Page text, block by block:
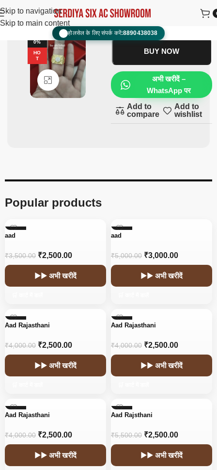
Skip to navigation
Skip to main content
📞 होलसेल के लिए संपर्क करें:8890438038
0%
HO
T
Click to enlarge
jenst finger Ring
₹1,800.00
BUY NOW
अभी खरीदें –
WhatsApp पर
Add to
compare
Add to
wishlist
Popular products
-29%
aad
₹3,500.00 ₹2,500.00
▶▶ अभी खरीदें
-40%
aad
₹5,000.00 ₹3,000.00
▶▶ अभी खरीदें
-38%
Aad Rajasthani
₹4,000.00 ₹2,500.00
▶▶ अभी खरीदें
-38%
Aad Rajasthani
₹4,000.00 ₹2,500.00
▶▶ अभी खरीदें
-38%
Aad Rajasthani
₹4,000.00 ₹2,500.00
▶▶ अभी खरीदें
-55%
Aad Rajsthani
₹5,500.00 ₹2,500.00
▶▶ अभी खरीदें